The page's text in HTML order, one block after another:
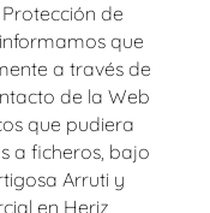
de
que
a través de
de la Web
que pudiera
a ficheros, bajo
Arruti y
en Heriz